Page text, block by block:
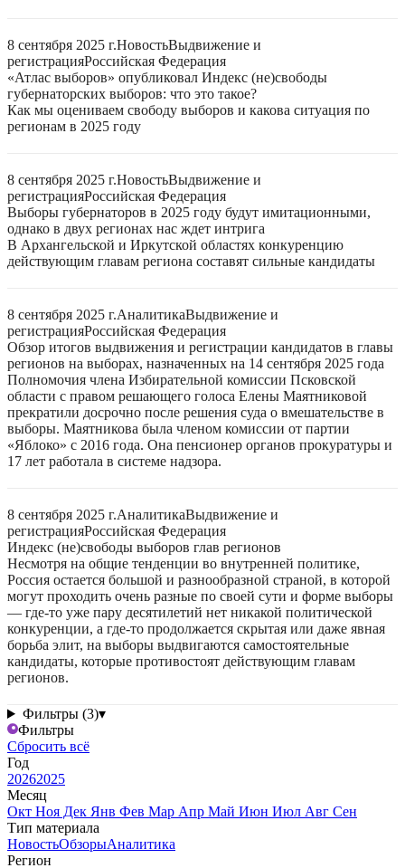
8 сентября 2025 г.НовостьВыдвижение и
регистрацияРоссийская Федерация
«Атлас выборов» опубликовал Индекс (не)свободы
губернаторских выборов: что это такое?
Как мы оцениваем свободу выборов и какова ситуация по
регионам в 2025 году
8 сентября 2025 г.НовостьВыдвижение и
регистрацияРоссийская Федерация
Выборы губернаторов в 2025 году будут имитационными,
однако в двух регионах нас ждет интрига
В Архангельской и Иркутской областях конкуренцию
действующим главам региона составят сильные кандидаты
8 сентября 2025 г.АналитикаВыдвижение и
регистрацияРоссийская Федерация
Обзор итогов выдвижения и регистрации кандидатов в главы
регионов на выборах, назначенных на 14 сентября 2025 года
Полномочия члена Избирательной комиссии Псковской
области с правом решающего голоса Елены Маятниковой
прекратили досрочно после решения суда о вмешательстве в
выборы. Маятникова была членом комиссии от партии
«Яблоко» с 2016 года. Она пенсионер органов прокуратуры и
17 лет работала в системе надзора.
8 сентября 2025 г.АналитикаВыдвижение и
регистрацияРоссийская Федерация
Индекс (не)свободы выборов глав регионов
Несмотря на общие тенденции во внутренней политике,
Россия остается большой и разнообразной страной, в которой
могут проходить очень разные по своей сути и форме выборы
— где-то уже пару десятилетий нет никакой политической
конкуренции, а где-то продолжается скрытая или даже явная
борьба элит, на выборы выдвигаются самостоятельные
кандидаты, которые противостоят действующим главам
регионов.
Фильтры (3)▾
Фильтры
Сбросить всё
Год
20262025
Месяц
Окт Ноя Дек Янв Фев Мар Апр Май Июн Июл Авг Сен
Тип материала
НовостьОбзорыАналитика
Регион